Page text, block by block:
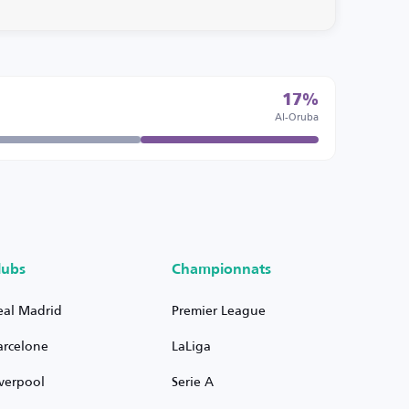
17%
Al-Oruba
Madrid
Championnats
Premier League
LaLiga
Serie A